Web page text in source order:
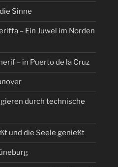
Sinne
– Ein Juwel im Norden
– in Puerto de la Cruz
durch technische
und die Seele genießt